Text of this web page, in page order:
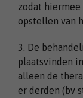
zodat
opstellen van
3. De
plaatsvinden
alleen de
er derden (bv